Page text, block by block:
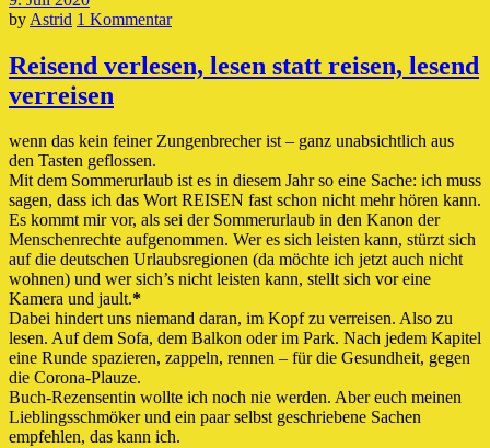
by Astrid 1 Kommentar
Reisend verlesen, lesen statt reisen, lesend
verreisen
wenn das kein feiner Zungenbrecher ist – ganz unabsichtlich aus
den Tasten geflossen.
Mit dem Sommerurlaub ist es in diesem Jahr so eine Sache: ich muss
sagen, dass ich das Wort REISEN fast schon nicht mehr hören kann.
Es kommt mir vor, als sei der Sommerurlaub in den Kanon der
Menschenrechte aufgenommen. Wer es sich leisten kann, stürzt sich
auf die deutschen Urlaubsregionen (da möchte ich jetzt auch nicht
wohnen) und wer sich’s nicht leisten kann, stellt sich vor eine
Kamera und jault.*
Dabei hindert uns niemand daran, im Kopf zu verreisen. Also zu
lesen. Auf dem Sofa, dem Balkon oder im Park. Nach jedem Kapitel
eine Runde spazieren, zappeln, rennen – für die Gesundheit, gegen
die Corona-Plauze.
Buch-Rezensentin wollte ich noch nie werden. Aber euch meinen
Lieblingsschmöker und ein paar selbst geschriebene Sachen
empfehlen, das kann ich.